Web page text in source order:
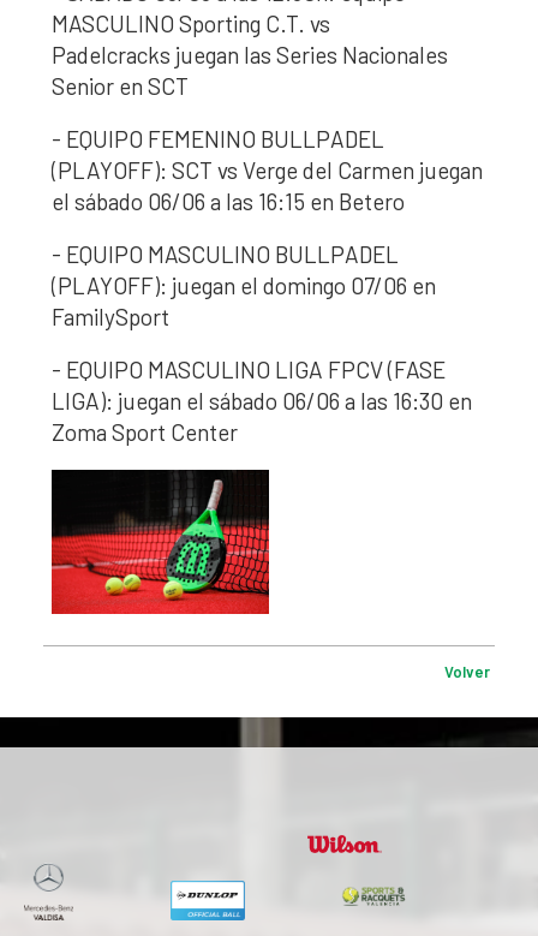
MASCULINO Sporting C.T. vs
Padelcracks juegan las Series Nacionales
Senior en SCT
- EQUIPO FEMENINO BULLPADEL
(PLAYOFF): SCT vs Verge del Carmen juegan
el sábado 06/06 a las 16:15 en Betero
- EQUIPO MASCULINO BULLPADEL
(PLAYOFF): juegan el domingo 07/06 en
FamilySport
- EQUIPO MASCULINO LIGA FPCV (FASE
LIGA): juegan el sábado 06/06 a las 16:30 en
Zoma Sport Center
Volver